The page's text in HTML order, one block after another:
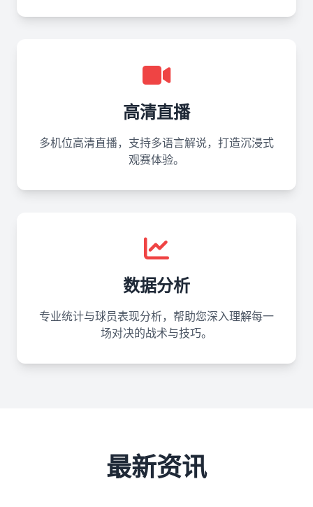
高清直播
多机位高清直播，支持多语言解说，打造沉浸式
观赛体验。
数据分析
专业统计与球员表现分析，帮助您深入理解每一
场对决的战术与技巧。
最新资讯